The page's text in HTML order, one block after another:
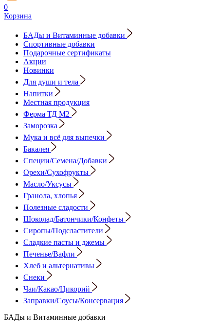
0
Корзина
БАДы и Витаминные добавки
Спортивные добавки
Подарочные сертификаты
Акции
Новинки
Для души и тела
Напитки
Местная продукция
Ферма ТД М2
Заморозка
Мука и всё для выпечки
Бакалея
Специи/Семена/Добавки
Орехи/Сухофрукты
Масло/Уксусы
Гранола, хлопья
Полезные сладости
Шоколад/Батончики/Конфеты
Сиропы/Подсластители
Сладкие пасты и джемы
Печенье/Вафли
Хлеб и альтернативы
Снеки
Чаи/Какао/Цикорий
Заправки/Соусы/Консервация
БАДы и Витаминные добавки